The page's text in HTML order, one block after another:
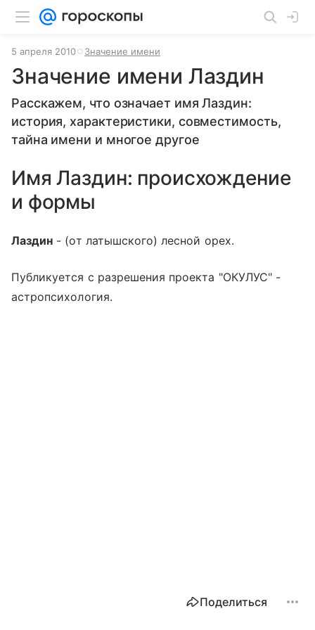
5 апреля 2010 Значение имени
Значение имени Лаздин
Расскажем, что означает имя Лаздин:
история, характеристики, совместимость,
тайна имени и многое другое
Имя Лаздин: происхождение
и формы
Лаздин - (от латышского) лесной орех.
Публикуется с разрешения проекта "ОКУЛУС" -
астропсихология.
Поделиться